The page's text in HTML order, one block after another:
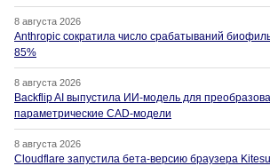
8 августа 2026
Anthropic сократила число срабатываний
85%
8 августа 2026
Backflip AI выпустила ИИ-модель для
параметрические CAD-модели
8 августа 2026
Cloudflare запустила бета-версию браузера